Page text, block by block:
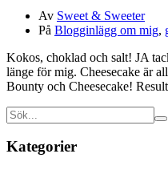
Av Sweet & Sweeter
På Blogginlägg om mig,
Kokos, choklad och salt! JA
länge för mig. Cheesecake är
Bounty och Cheesecake!
Kategorier